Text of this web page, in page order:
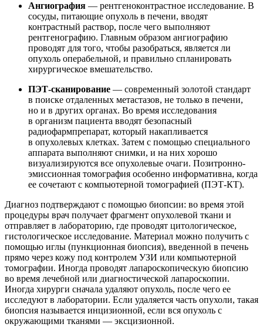
Ангиография — рентгеноконтрастное исследование. В
сосуды, питающие опухоль в печени, вводят
контрастный раствор, после чего выполняют
рентгенографию. Главным образом ангиографию
проводят для того, чтобы разобраться, является ли
опухоль операбельной, и правильно спланировать
хирургическое вмешательство.
ПЭТ-сканирование — современный золотой стандарт
в поиске отдаленных метастазов, не только в печени,
но и в других органах. Во время исследования
в организм пациента вводят безопасный
радиофармпрепарат, который накапливается
в опухолевых клетках. Затем с помощью специального
аппарата выполняют снимки, и на них хорошо
визуализируются все опухолевые очаги. Позитронно-
эмиссионная томография особенно информативна, когда
ее сочетают с компьютерной томографией (ПЭТ-КТ).
Диагноз подтверждают с помощью биопсии: во время этой
процедуры врач получает фрагмент опухолевой ткани и
отправляет в лабораторию, где проводят цитологическое,
гистологическое исследование. Материал можно получить с
помощью иглы (пункционная биопсия), введенной в печень
прямо через кожу под контролем УЗИ или компьютерной
томографии. Иногда проводят лапароскопическую биопсию
во время лечебной или диагностической лапароскопии.
Иногда хирурги сначала удаляют опухоль, после чего ее
исследуют в лаборатории. Если удаляется часть опухоли, такая
биопсия называется инцизионной, если вся опухоль с
окружающими тканями — эксцизионной.